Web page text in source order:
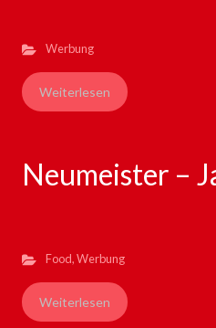
Werbung
Weiterlesen
Neumeister –
Food,Werbung
Weiterlesen